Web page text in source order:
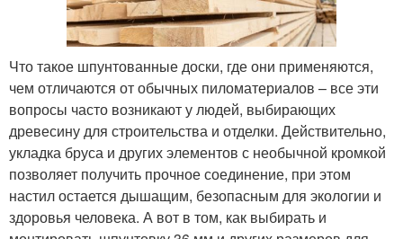
Что такое шпунтованные доски, где они применяются,
чем отличаются от обычных пиломатериалов – все эти
вопросы часто возникают у людей, выбирающих
древесину для строительства и отделки. Действительно,
укладка бруса и других элементов с необычной кромкой
позволяет получить прочное соединение, при этом
настил остается дышащим, безопасным для экологии и
здоровья человека. А вот в том, как выбирать и